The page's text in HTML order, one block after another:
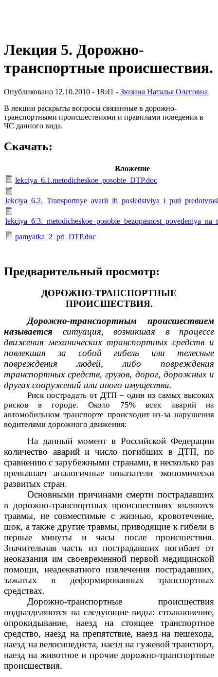
Лекция 5. Дорожно-
транспортные происшествия.
Опубликовано 12.10.2010 - 18:41 - Зюзина Наталья Олеговна
В лекции раскрыты вопросы связанные в дорожно-
транспортными происшествиями и правилами поведения в
ЧС данного вида.
Скачать:
Вложение
lekciya_6.1.metodicheskoe_posobie_DTP.doc
pamyatka_2_pri_DTP.doc
Предварительный просмотр:
ДОРОЖНО-ТРАНСПОРТНЫЕ
ПРОИСШЕСТВИЯ.
Дорожно-транспортным происшествием
называется
ситуация, возникшая в процессе
движения механических транспортных средств и
повлекшая за собой гибель или телесные
повреждения людей, либо повреждения
транспортных средств, грузов, дорог, дорожных и
других сооружений или иного имущества.
Риск пострадать от ДТП – один из самых высоких
рисков в городе. Около 75% всех аварий на
автомобильном транспорте происходит из-за нарушения
водителями дорожного движения:
На данный момент в Российской Федерации
количество аварий и число погибших в ДТП, по
сравнению с зарубежными странами, в несколько раз
превышает аналогичные показатели экономически
развитых стран.
Основными причинами смерти пострадавших
в дорожно-транспортных происшествиях являются
травмы, не совместимые с жизнью, кровотечение,
шок, а также другие травмы, приводящие к гибели в
первые минуты и часы после происшествия.
Значительная часть из пострадавших погибает от
неоказания им своевременной первой медицинской
помощи, неадекватного извлечения пострадавших,
зажатых в деформированных транспортных
средствах.
Дорожно-транспортные происшествия
подразделяются на следующие виды: столкновение,
опрокидывание, наезд на стоящее транспортное
средство, наезд на препятствие, наезд на пешехода,
наезд на велосипедиста, наезд на гужевой транспорт,
наезд на животное и прочие дорожно-транспортные
происшествия.